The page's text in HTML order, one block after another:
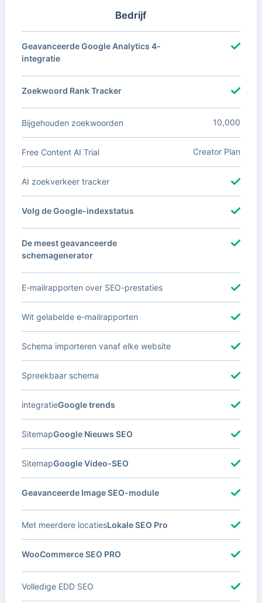
Bedrijf
Geavanceerde Google Analytics 4-
integratie
Zoekwoord Rank Tracker
Bijgehouden zoekwoorden 10,000
Free Content AI Trial Creator Plan
AI zoekverkeer tracker
Volg de Google-indexstatus
De meest geavanceerde
schemagenerator
E-mailrapporten over SEO-prestaties
Wit gelabelde e-mailrapporten
Schema importeren vanaf elke website
Spreekbaar schema
Google trends
integratie
Google Nieuws SEO
Sitemap
Google Video-SEO
Sitemap
Geavanceerde Image SEO-module
Lokale SEO Pro
Met meerdere locaties
WooCommerce SEO PRO
Volledige EDD SEO